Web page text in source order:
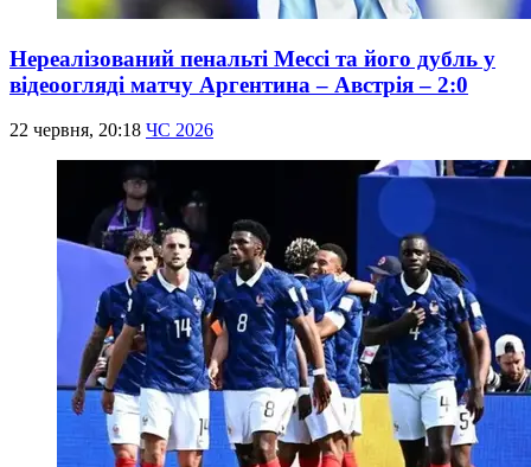
Нереалізований пенальті Мессі та його дубль у
відеоогляді матчу Аргентина – Австрія – 2:0
22 червня, 20:18 ЧС 2026